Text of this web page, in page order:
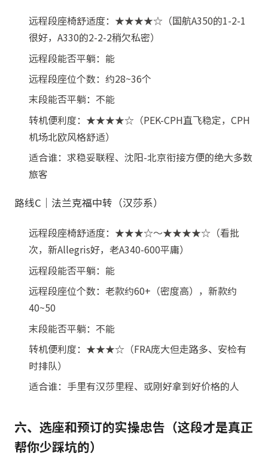
远程段座椅舒适度：★★★★☆（国航A350的1-2-1
很好，A330的2-2-2稍欠私密）
远程段能否平躺：能
远程段座位个数：约28~36个
末段能否平躺：不能
转机便利度：★★★★☆（PEK-CPH直飞稳定，CPH
机场北欧风格舒适）
适合谁：求稳妥联程、沈阳-北京衔接方便的绝大多数
旅客
路线C｜法兰克福中转（汉莎系）
远程段座椅舒适度：★★★☆～★★★★☆（看批
次，新Allegris好，老A340-600平庸）
远程段能否平躺：能
远程段座位个数：老款约60+（密度高），新款约
40~50
末段能否平躺：不能
转机便利度：★★★☆（FRA庞大但走路多、安检有
时排队）
适合谁：手里有汉莎里程、或刚好拿到好价格的人
六、选座和预订的实操忠告（这段才是真正
帮你少踩坑的）